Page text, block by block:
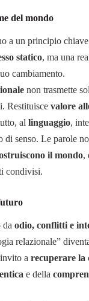
del mondo
a un principio
statico, ma una
cambiamento.
non trasmette
Restituisce valore
al linguaggio,
di senso. Le parole
il mondo,
condivisi.
da odio, conflitti e
relazionale”
a recuperare la
e della